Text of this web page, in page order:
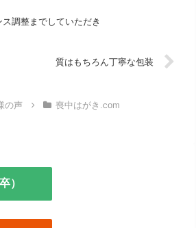
調整までしていただき
質はもちろん丁寧な包装
の声 喪中はがき.com
）